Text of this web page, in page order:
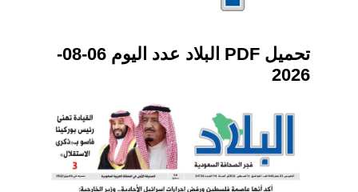
تحميل PDF البلاد عدد اليوم 06-08-
2026